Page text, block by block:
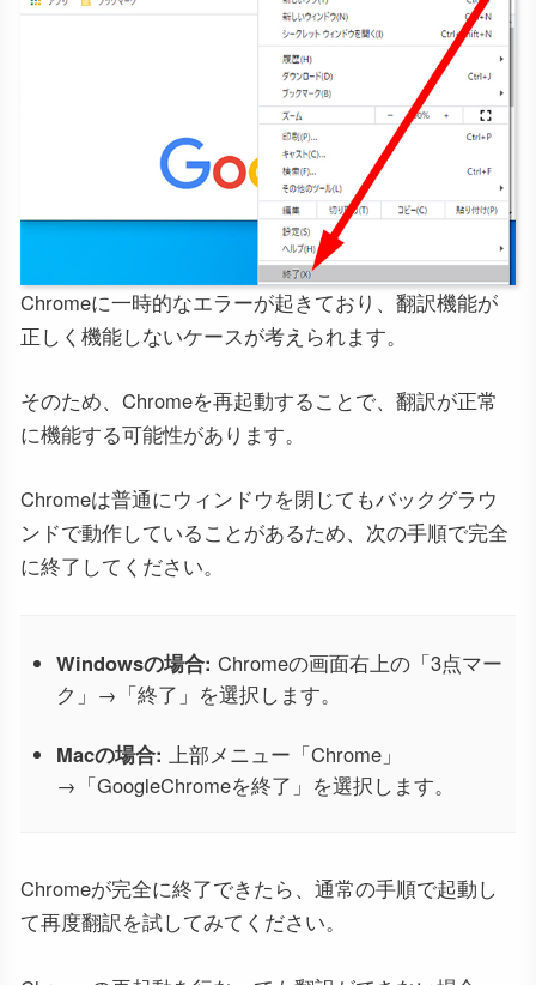
Chromeに一時的なエラーが起きており、翻訳機能が
正しく機能しないケースが考えられます。
そのため、Chromeを再起動することで、翻訳が正常
に機能する可能性があります。
Chromeは普通にウィンドウを閉じてもバックグラウ
ンドで動作していることがあるため、次の手順で完全
に終了してください。
Windowsの場合: Chromeの画面右上の「3点マー
ク」→「終了」を選択します。
Macの場合: 上部メニュー「Chrome」
→「GoogleChromeを終了」を選択します。
Chromeが完全に終了できたら、通常の手順で起動し
て再度翻訳を試してみてください。